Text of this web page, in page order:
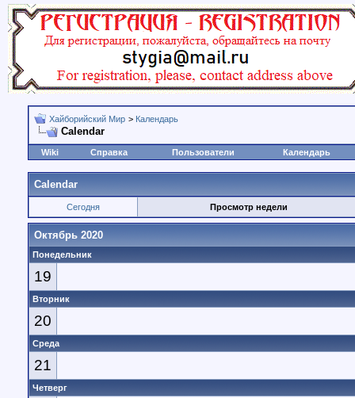
Хайборийский Мир > Календарь
Calendar
Wiki Справка Пользователи Календарь
Calendar
Сегодня Просмотр недели
Октябрь 2020
Понедельник
19
Вторник
20
Среда
21
Четверг